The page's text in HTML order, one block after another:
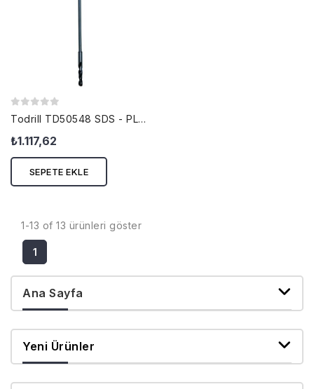
Todrill TD50548 SDS - PLUS KALIPÇI...
₺1.117,62
SEPETE EKLE
1-13 of 13 ürünleri göster
1
Ana Sayfa
Yeni Ürünler